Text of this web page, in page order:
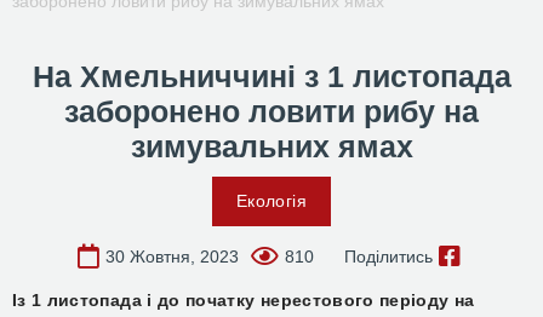
На Хмельниччині з 1 листопада
заборонено ловити рибу на
зимувальних ямах
Екологія
30 Жовтня, 2023 810 Поділитись
Із 1 листопада і до початку нерестового періоду на